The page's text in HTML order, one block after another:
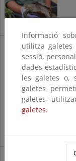
Madera legal y
libres
Madera legal y
deforestación
Informació
utilitza
sessió,
dades
les galetes o,
galetes
galetes
galetes.